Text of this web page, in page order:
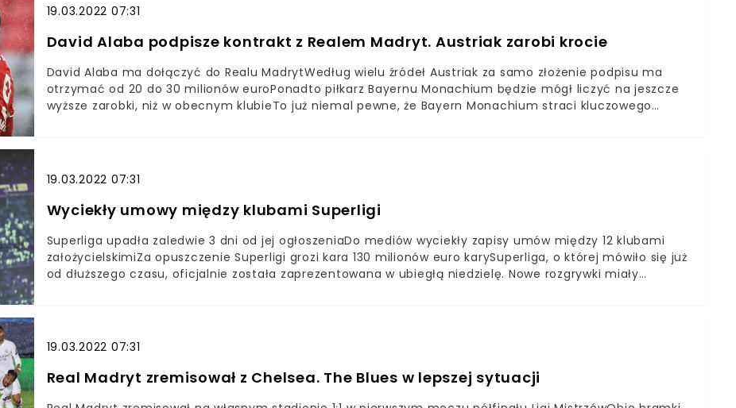
19.03.2022 07:31
David Alaba podpisze kontrakt z Realem Madryt. Austriak zarobi krocie
David Alaba ma dołączyć do Realu MadrytWedług wielu źródeł Austriak za samo złożenie podpisu ma
otrzymać od 20 do 30 milionów euroPonadto piłkarz Bayernu Monachium będzie mógł liczyć na jeszcze
wyższe zarobki, niż w obecnym klubieTo już niemal pewne, że Bayern Monachium straci kluczowego
dziennik „Bild” ujawnia nawet szczegóły dotyczące kontraktu zawodnika. Ma on otrzymać za samo
19.03.2022 07:31
Wyciekły umowy między klubami Superligi
Superliga upadła zaledwie 3 dni od jej ogłoszeniaDo mediów wyciekły zapisy umów między 12 klubami
założycielskimiZa opuszczenie Superligi grozi kara 130 milionów euro karySuperliga, o której mówiło się już
od dłuższego czasu, oficjalnie została zaprezentowana w ubiegłą niedzielę. Nowe rozgrywki miały
wszystkim kibice.
19.03.2022 07:31
Real Madryt zremisował z Chelsea. The Blues w lepszej sytuacji